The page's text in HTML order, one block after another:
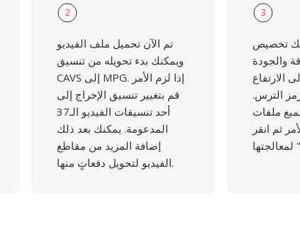
2
تم الآن تحميل ملف الفيديو
ويمكنك بدء تحويله من تنسيق
CAVS إلى MPG. إذا لزم الأمر
قم بتغيير تنسيق الإخراج إلى
أحد تنسيقات الفيديو الـ37
المدعومة. يمكنك بعد ذلك
إضافة المزيد من مقاطع
الفيديو لتحويل دفعاتٍ منها.
3
تخصيص
والجودة
الارتفاع
الترس.
ملفات
ثم انقر